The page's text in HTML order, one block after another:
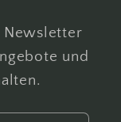
Newsletter
und